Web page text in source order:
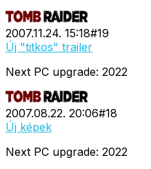
2007.11.24. 15:18#19
Új "titkos" trailer
Next PC upgrade: 2022
2007.08.22. 20:06#18
Új képek
Next PC upgrade: 2022